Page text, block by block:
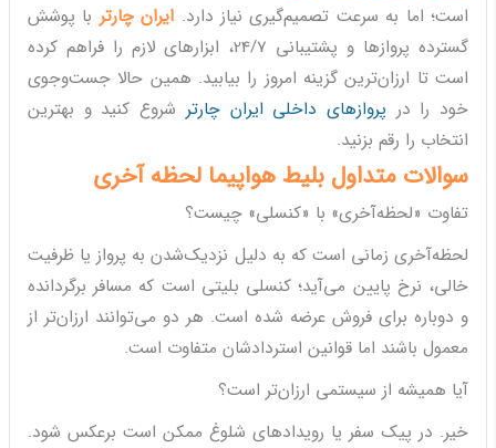
است؛ اما به سرعت تصمیم‌گیری نیاز دارد. ایران چارتر با پوشش
گسترده پروازها و پشتیبانی 24/7، ابزارهای لازم را فراهم کرده
است تا ارزان‌ترین گزینه امروز را بیابید. همین حالا جست‌وجوی
خود را در پروازهای داخلی ایران چارتر شروع کنید و بهترین
انتخاب را رقم بزنید.
سوالات متداول بلیط هواپیما لحظه آخری
تفاوت «لحظه‌آخری» با «کنسلی» چیست؟
لحظه‌آخری زمانی است که به دلیل نزدیک‌شدن به پرواز یا ظرفیت
خالی، نرخ پایین می‌آید؛ کنسلی بلیتی است که مسافر برگردانده
و دوباره برای فروش عرضه شده است. هر دو می‌توانند ارزان‌تر از
معمول باشند اما قوانین استردادشان متفاوت است.
آیا همیشه از سیستمی ارزان‌تر است؟
خیر. در پیک سفر یا رویدادهای شلوغ ممکن است برعکس شود.